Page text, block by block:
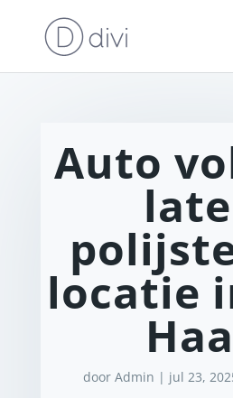
Auto
locatie
door Admin | jul 23,